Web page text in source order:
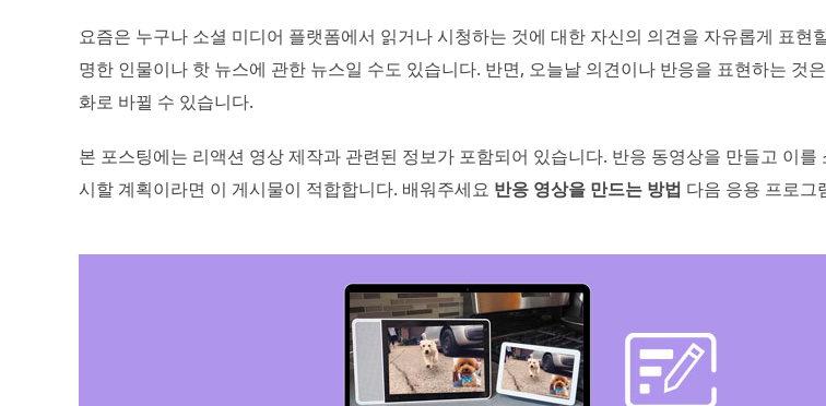
요즘은 누구나 소셜 미디어 플랫폼에서 읽거나 시청하는 것에 대한 자신의 의견을 자유롭게 표현
명한 인물이나 핫 뉴스에 관한 뉴스일 수도 있습니다. 반면, 오늘날 의견이나 반응을 표현하는 것
화로 바뀔 수 있습니다.
본 포스팅에는 리액션 영상 제작과 관련된 정보가 포함되어 있습니다. 반응 동영상을 만들고 이를
시할 계획이라면 이 게시물이 적합합니다. 배워주세요 반응 영상을 만드는 방법 다음 응용 프로그